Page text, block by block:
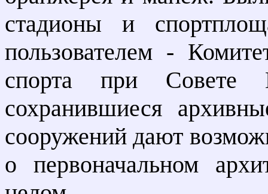
стадионы и
пользователем -
спорта при Совете
сохранившиеся
сооружений дают
о первоначальном